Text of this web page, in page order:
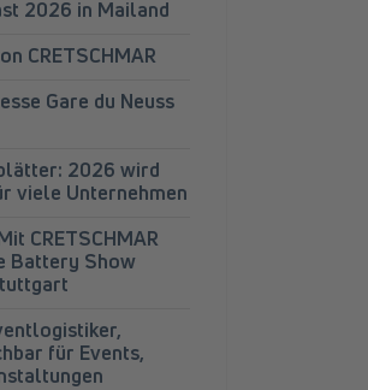
2026 in Mailand
CRETSCHMAR
Gare du Neuss
2026 wird
viele Unternehmen
CRETSCHMAR
Battery Show
für Events,